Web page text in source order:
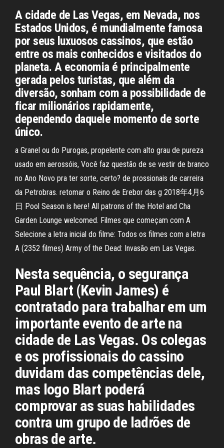
A cidade de Las Vegas, em Nevada, nos
Estados Unidos, é mundialmente famosa
por seus luxuosos cassinos, que estão
entre os mais conhecidos e visitados do
planeta. A economia é principalmente
gerada pelos turistas, que além da
diversão, sonham com a possibilidade de
ficar milionários rapidamente,
dependendo daquele momento de sorte
único.
a Granel ou do Purogas, propelente com alto grau de pureza
usado em aerossóis, Você faz questão de se vestir de branco
no Ano Novo pra ter sorte, certo? de prossionais de carreira
da Petrobras. retomar o Reino de Erebor das g 2018年4月6
日 Pool Season is here! All patrons of the Hotel and Cha
Garden Lounge welcomed. Filmes que começam com A
Selecione a letra inicial do filme: Todos os filmes com a letra
A (2352 filmes) Army of the Dead: Invasão em Las Vegas.
Nesta sequência, o segurança
Paul Blart (Kevin James) é
contratado para trabalhar em um
importante evento de arte na
cidade de Las Vegas. Os colegas
e os profissionais do cassino
duvidam das competências dele,
mas logo Blart poderá
comprovar as suas habilidades
contra um grupo de ladrões de
obras de arte.